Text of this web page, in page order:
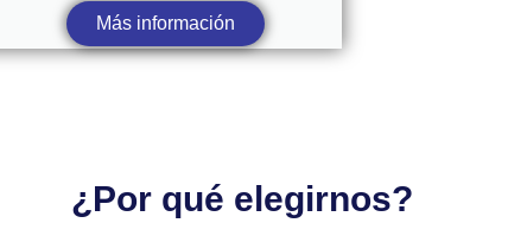
Más información
¿Por qué elegirnos?